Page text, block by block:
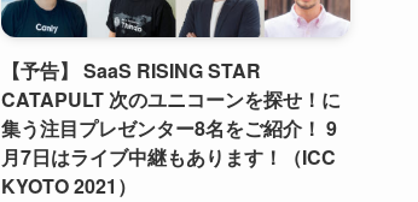
【予告】 SaaS RISING STAR
CATAPULT 次のユニコーンを探せ！に
集う注目プレゼンター8名をご紹介！ 9
月7日はライブ中継もあります！（ICC
KYOTO 2021）